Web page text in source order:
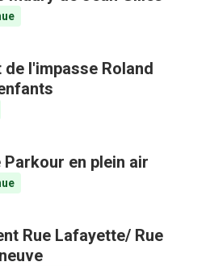
de l'impasse Roland
en plein air
Rue Lafayette/ Rue